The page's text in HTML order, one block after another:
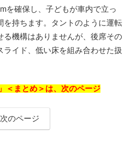
を確保し、子どもが車内で立っ
を持ちます。タントのように運転
る機構はありませんが、後席その
ライド、低い床を組み合わせた扱
＜まとめ＞は、次のページ
次のページ